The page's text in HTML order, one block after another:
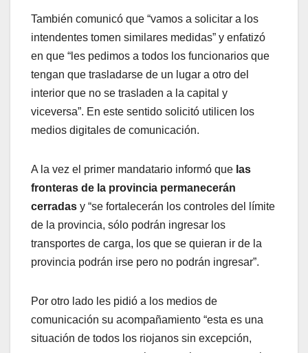
También comunicó que “vamos a solicitar a los
intendentes tomen similares medidas” y enfatizó
en que “les pedimos a todos los funcionarios que
tengan que trasladarse de un lugar a otro del
interior que no se trasladen a la capital y
viceversa”. En este sentido solicitó utilicen los
medios digitales de comunicación.
A la vez el primer mandatario informó que las
fronteras de la provincia permanecerán
cerradas y “se fortalecerán los controles del límite
de la provincia, sólo podrán ingresar los
transportes de carga, los que se quieran ir de la
provincia podrán irse pero no podrán ingresar”.
Por otro lado les pidió a los medios de
comunicación su acompañamiento “esta es una
situación de todos los riojanos sin excepción,